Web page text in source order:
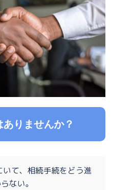
りませんか？
て、相続手続をどう進
ない。